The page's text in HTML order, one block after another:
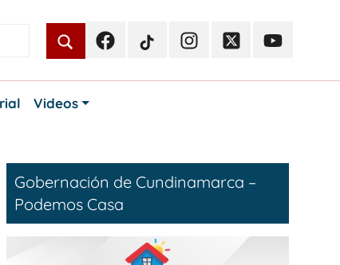
FacebookTikTokInstagramTwitterYoutube
Videos
Gobernación de Cundinamarca –
Podemos Casa